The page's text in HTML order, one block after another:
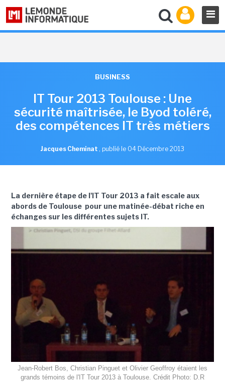
BUSINESS
IT Tour 2013 Toulouse : Une
sécurité maîtrisée, le Byod toléré,
des compétences IT très métiers
Jacques Cheminat , publié le 04 Décembre 2013
La dernière étape de l'IT Tour 2013 a fait escale aux
abords de Toulouse pour une matinée-débat riche en
échanges sur les différentes sujets IT.
Jean-Robert Bos, Christian Pinguet et Olivier Geoffroy étaient les
grands témoins de l'IT Tour 2013 à Toulouse. Crédit Photo: D.R